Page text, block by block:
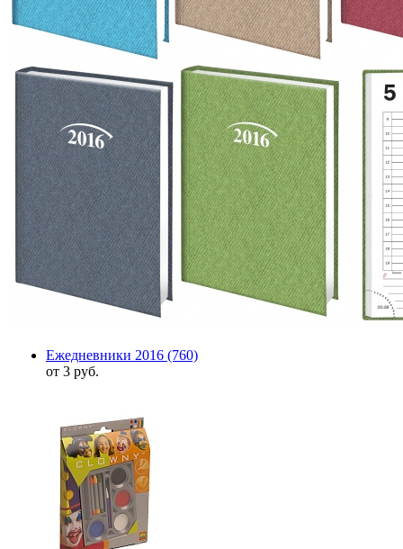
Ежедневники 2016 (760)
от 3 руб.